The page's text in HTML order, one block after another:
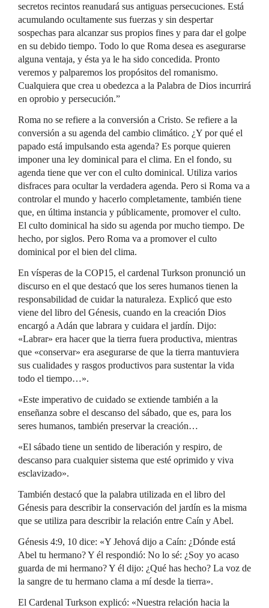
secretos recintos reanudará sus antiguas persecuciones. Está
acumulando ocultamente sus fuerzas y sin despertar
sospechas para alcanzar sus propios fines y para dar el golpe
en su debido tiempo. Todo lo que Roma desea es asegurarse
alguna ventaja, y ésta ya le ha sido concedida. Pronto
veremos y palparemos los propósitos del romanismo.
Cualquiera que crea u obedezca a la Palabra de Dios incurrirá
en oprobio y persecución.”
Roma no se refiere a la conversión a Cristo. Se refiere a la
conversión a su agenda del cambio climático. ¿Y por qué el
papado está impulsando esta agenda? Es porque quieren
imponer una ley dominical para el clima. En el fondo, su
agenda tiene que ver con el culto dominical. Utiliza varios
disfraces para ocultar la verdadera agenda. Pero si Roma va a
controlar el mundo y hacerlo completamente, también tiene
que, en última instancia y públicamente, promover el culto.
El culto dominical ha sido su agenda por mucho tiempo. De
hecho, por siglos. Pero Roma va a promover el culto
dominical por el bien del clima.
En vísperas de la COP15, el cardenal Turkson pronunció un
discurso en el que destacó que los seres humanos tienen la
responsabilidad de cuidar la naturaleza. Explicó que esto
viene del libro del Génesis, cuando en la creación Dios
encargó a Adán que labrara y cuidara el jardín. Dijo:
«Labrar» era hacer que la tierra fuera productiva, mientras
que «conservar» era asegurarse de que la tierra mantuviera
sus cualidades y rasgos productivos para sustentar la vida
todo el tiempo…».
«Este imperativo de cuidado se extiende también a la
enseñanza sobre el descanso del sábado, que es, para los
seres humanos, también preservar la creación…
«El sábado tiene un sentido de liberación y respiro, de
descanso para cualquier sistema que esté oprimido y viva
esclavizado».
También destacó que la palabra utilizada en el libro del
Génesis para describir la conservación del jardín es la misma
que se utiliza para describir la relación entre Caín y Abel.
Génesis 4:9, 10 dice: «Y Jehová dijo a Caín: ¿Dónde está
Abel tu hermano? Y él respondió: No lo sé: ¿Soy yo acaso
guarda de mi hermano? Y él dijo: ¿Qué has hecho? La voz de
la sangre de tu hermano clama a mí desde la tierra».
El Cardenal Turkson explicó: «Nuestra relación hacia la